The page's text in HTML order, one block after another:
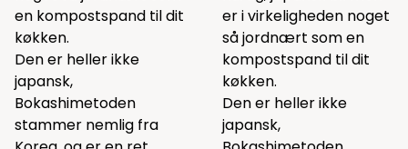
en kompostspand til dit
køkken.
Den er heller ikke
japansk,
Bokashimetoden
stammer nemlig fra
er i virkeligheden noget
så jordnært som en
kompostspand til dit
køkken.
Den er heller ikke
japansk,